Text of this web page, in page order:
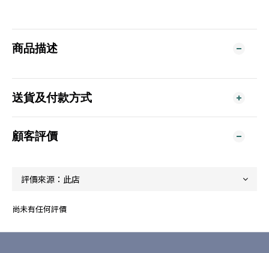
商品描述
送貨及付款方式
顧客評價
尚未有任何評價